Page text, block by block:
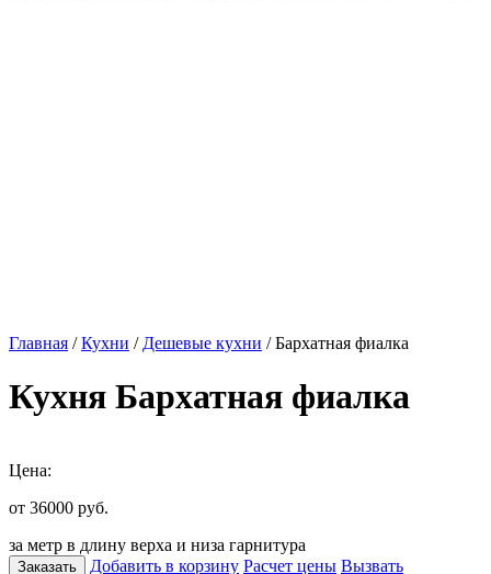
Главная /Кухни / Дешевые кухни / Бархатная фиалка
Кухня Бархатная фиалка
Цена:
от 36000 руб.
за метр в длину верха и низа гарнитура
Заказать Добавить в корзину Расчет цены Вызвать